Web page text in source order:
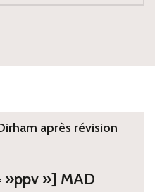
après révision
»] MAD